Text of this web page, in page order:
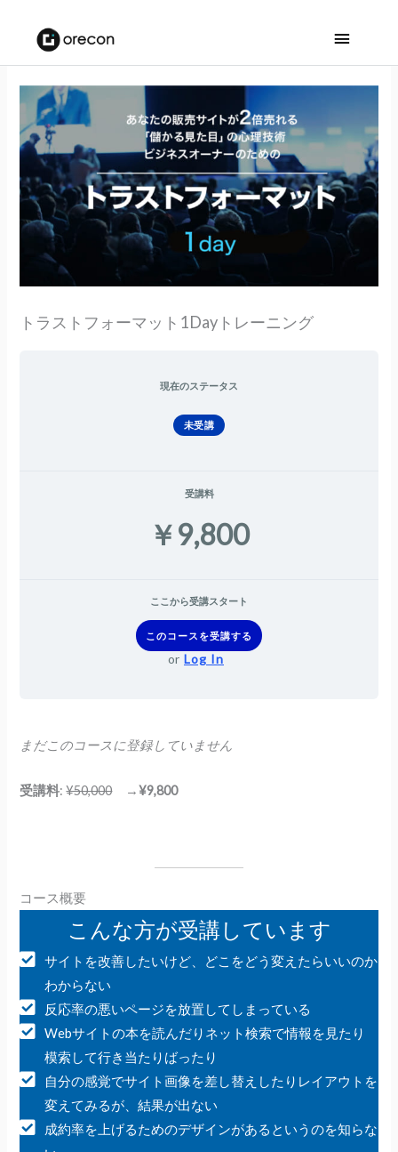
メ
イ
メ
ニ
ュ
ー
トラストフォーマット1Dayトレーニング
現在のステータス
未受講
受講料
￥9,800
ここから受講スタート
このコースを受講する
or Log In
まだこのコースに登録していません
受講料:¥50,000→¥9,800
コース概要
こんな方が受講しています
サイトを改善したいけど、どこをどう変えたらいいのか
わからない
反応率の悪いページを放置してしまっている
Webサイトの本を読んだりネット検索で情報を見たり
模索して行き当たりばったり
自分の感覚でサイト画像を差し替えしたりレイアウトを
変えてみるが、結果が出ない
成約率を上げるためのデザインがあるというのを知らな